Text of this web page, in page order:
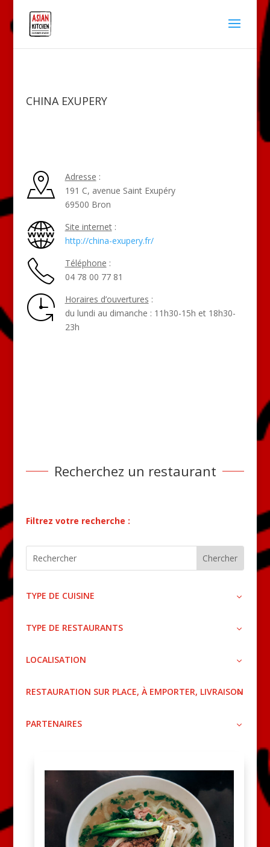
CHINA EXUPERY
Adresse :
191 C, avenue Saint Exupéry
69500 Bron
Site internet:
http://china-exupery.fr/
Téléphone :
04 78 00 77 81
Horaires d’ouvertures :
du lundi au dimanche : 11h30-15h et 18h30-
23h
Recherchez un restaurant
Filtrez votre recherche :
TYPE DE CUISINE
TYPE DE RESTAURANTS
LOCALISATION
RESTAURATION SUR PLACE, À EMPORTER, LIVRAISON
PARTENAIRES